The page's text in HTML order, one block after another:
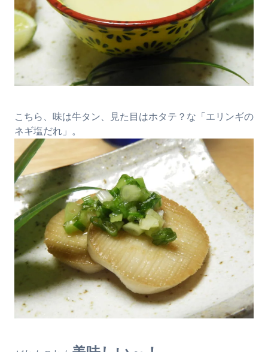
こちら、味は牛タン、見た目はホタテ？な「エリンギの
ネギ塩だれ」。